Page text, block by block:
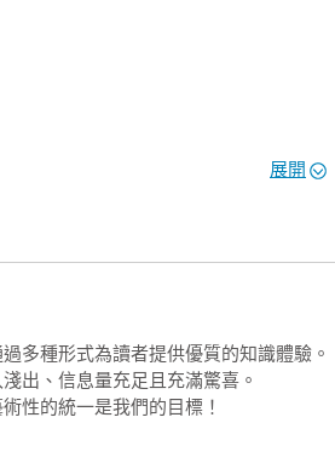
計的邏輯創意
展開
多種形式為讀者提供優質的知識體驗。
出、信息量充足且充滿驚喜。
性的統一是我們的目標！